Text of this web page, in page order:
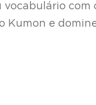
vocabulário com
Kumon e